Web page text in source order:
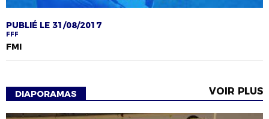
PUBLIÉ LE 31/08/2017
FFF
FMI
DIAPORAMAS VOIR PLUS